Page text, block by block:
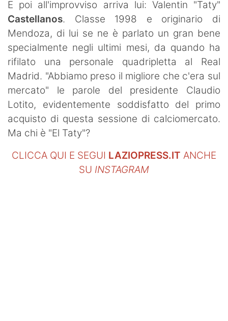
Contatti
E poi all'improvviso arriva lui: Valentin "Taty"
Castellanos. Classe 1998 e originario di
Mendoza, di lui se ne è parlato un gran bene
specialmente negli ultimi mesi, da quando ha
rifilato una personale quadripletta al Real
Madrid. "Abbiamo preso il migliore che c'era sul
mercato" le parole del presidente Claudio
Lotito, evidentemente soddisfatto del primo
acquisto di questa sessione di calciomercato.
Ma chi è "El Taty"?
CLICCA QUI E SEGUI LAZIOPRESS.IT ANCHE
SU INSTAGRAM